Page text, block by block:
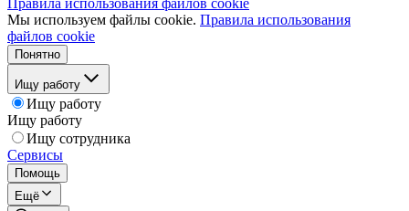
Правила использования файлов cookie
Мы используем файлы cookie. Правила использования
файлов cookie
Понятно
Ищу работу
Ищу работу
Ищу работу
Ищу сотрудника
Сервисы
Помощь
Ещё